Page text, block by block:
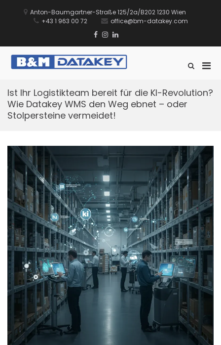
Anton-Baumgartner-Straße 125/2a/B202 1230 Wien
+43 1 963 00 72
office@bm-datakey.com
Facebook
Instagram
Linkedin
B&M DATAKEY
Sie führen Ihr Lager. Wir
Such-
für
Ist Ihr Logistikteam bereit für die KI-Revolution?
Wie Datakey WMS den Weg ebnet – oder
Stolpersteine vermeidet!